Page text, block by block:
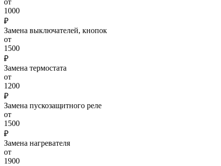
1000
₽
Замена выключателей, кнопок
от
1500
₽
Замена термостата
от
1200
₽
Замена пускозащитного реле
от
1500
₽
Замена нагревателя
от
1900